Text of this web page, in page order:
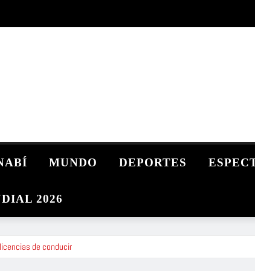
MUNDO DEPORTES
2026
de conducir